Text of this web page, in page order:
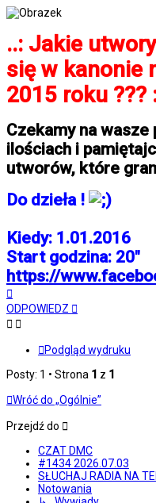
..: Jakie
się w kanonie
2015 roku ???
Czekamy na
ilościach i
utworów, które
Do dzieła !
Kiedy: 1.01.2016
Start godzina: 20"
https://
górę
ODPOWIEDZ
Podgląd wydruku
Posty: 1 • Strona 1 z 1
Wróć do „Ogólnie”
Przejdź do
CZAT DMC
#1434 2026.07.03
SŁUCHAJ RADIA NA
Notowania